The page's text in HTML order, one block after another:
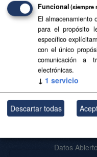
Delimitaciones
límites reflejados
GeoJSON SVG
Usted también puede
API Docs ).
Datos
Funcional (siempre
El almacenamiento
para el propósito
específico
con el único
comunicación a
electrónicas.
↓ 1 servicio
Descartar todas